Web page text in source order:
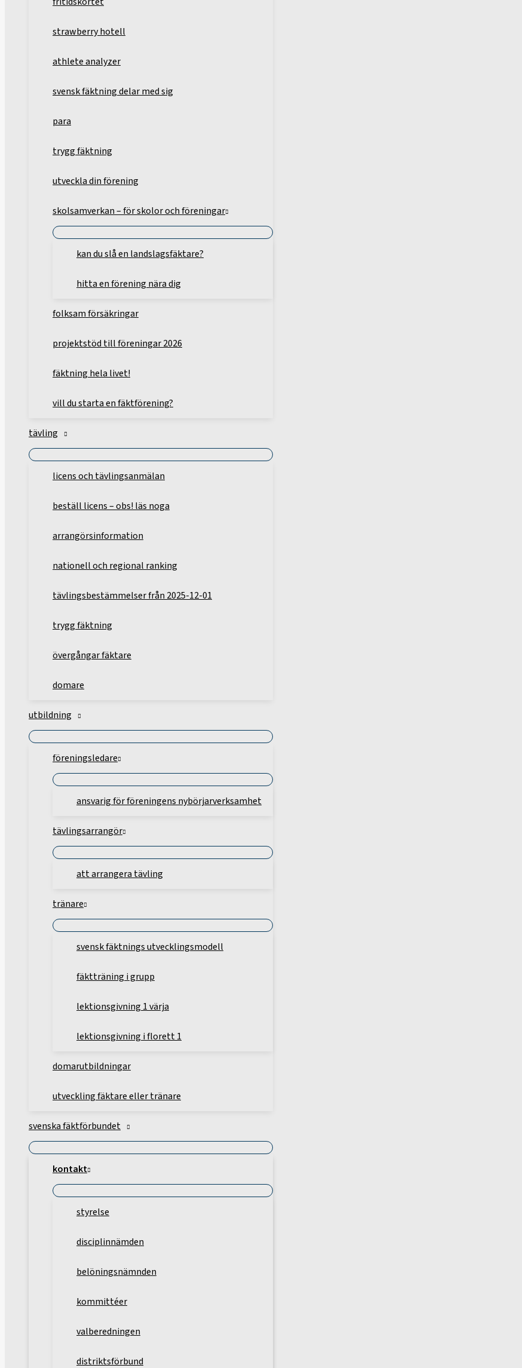
strawberry hotell
athlete analyzer
svensk fäktning delar med sig
para
trygg fäktning
utveckla din förening
skolsamverkan – för skolor och föreningar
kan du slå en landslagsfäktare?
hitta en förening nära dig
folksam försäkringar
projektstöd till föreningar 2026
fäktning hela livet!
vill du starta en fäktförening?
tävling
licens och tävlingsanmälan
beställ licens – obs! läs noga
arrangörsinformation
nationell och regional ranking
tävlingsbestämmelser från 2025-12-01
trygg fäktning
övergångar fäktare
domare
utbildning
föreningsledare
ansvarig för föreningens nybörjarverksamhet
tävlingsarrangör
att arrangera tävling
tränare
svensk fäktnings utvecklingsmodell
fäktträning i grupp
lektionsgivning 1 värja
lektionsgivning i florett 1
domarutbildningar
utveckling fäktare eller tränare
svenska fäktförbundet
kontakt
styrelse
disciplinnämden
belöningsnämnden
kommittéer
valberedningen
distriktsförbund